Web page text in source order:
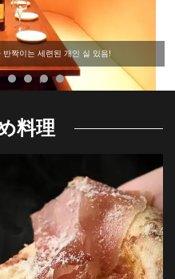
짝이는 세련된 개인 실 있음!
料理